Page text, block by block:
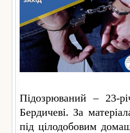
Підозрюваний – 23-
Бердичеві. За
під цілодобовим